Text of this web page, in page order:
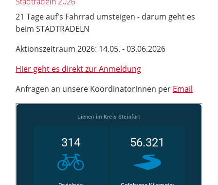
21 Tage auf's Fahrrad umsteigen - darum geht es
beim STADTRADELN
Aktionszeitraum 2026: 14.05. - 03.06.2026
Hier geht es direkt zur Anmeldung
Anfragen an unsere Koordinatorinnen per Email